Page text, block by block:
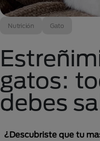
Nutrición Gato
gatos:
debes
¿Descubriste que tu